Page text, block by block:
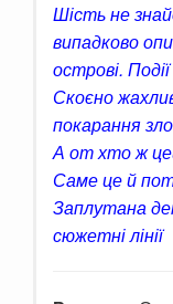
Шість не
випадково
острові.
Скоєно
покарання
А от хто ж
Саме це й
Заплутана
сюжетні лінії